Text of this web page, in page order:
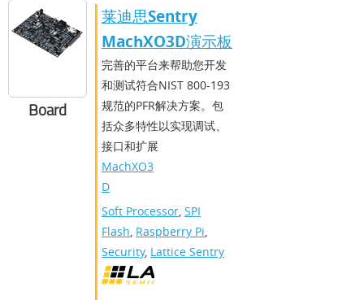
Board
莱迪思Sentry
MachXO3D演示板
完善的平台来帮助您开发
和测试符合NIST 800-193
规范的PFR解决方案。包
括众多特性以实现调试、
接口和扩展
MachXO3
D
Soft Processor, SPI
Flash, Raspberry Pi,
Security, Lattice Sentry